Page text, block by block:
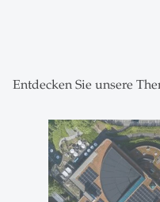
Entdecken Sie unsere